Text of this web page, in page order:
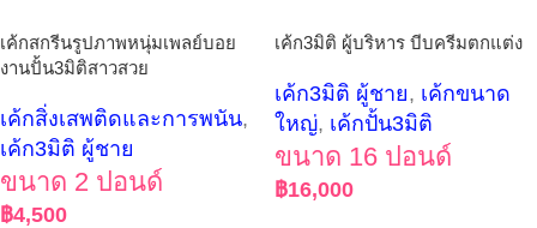
เค้กสกรีนรูปภาพหนุ่มเพลย์บอย
งานปั้น3มิติสาวสวย
เค้กสิ่งเสพติดและการพนัน,
เค้ก3มิติ ผู้ชาย
ขนาด 2 ปอนด์
฿4,500
เค้ก3มิติ ผู้บริหาร บีบครีมตกแต่ง
เค้ก3มิติ ผู้ชาย, เค้กขนาด
ใหญ่, เค้กปั้น3มิติ
ขนาด 16 ปอนด์
฿16,000